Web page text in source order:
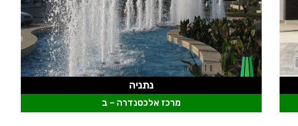
מרכז אלכסנדרה – ב
נתניה